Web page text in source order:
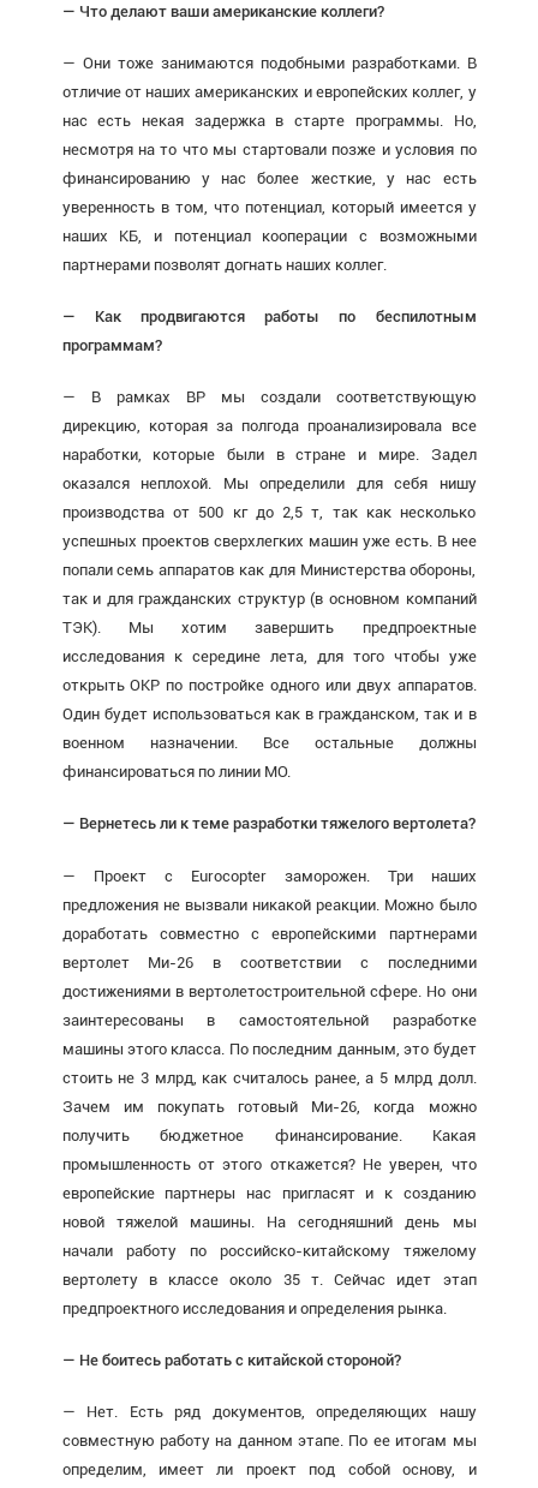
— Что делают ваши американские коллеги?
— Они тоже занимаются подобными разработками. В
отличие от наших американских и европейских коллег, у
нас есть некая задержка в старте программы. Но,
несмотря на то что мы стартовали позже и условия по
финансированию у нас более жесткие, у нас есть
уверенность в том, что потенциал, который имеется у
наших КБ, и потенциал кооперации с возможными
партнерами позволят догнать наших коллег.
— Как продвигаются работы по беспилотным
программам?
— В рамках ВР мы создали соответствующую
дирекцию, которая за полгода проанализировала все
наработки, которые были в стране и мире. Задел
оказался неплохой. Мы определили для себя нишу
производства от 500 кг до 2,5 т, так как несколько
успешных проектов сверхлегких машин уже есть. В нее
попали семь аппаратов как для Министерства обороны,
так и для гражданских структур (в основном компаний
ТЭК). Мы хотим завершить предпроектные
исследования к середине лета, для того чтобы уже
открыть ОКР по постройке одного или двух аппаратов.
Один будет использоваться как в гражданском, так и в
военном назначении. Все остальные должны
финансироваться по линии МО.
— Вернетесь ли к теме разработки тяжелого вертолета?
— Проект с Eurocopter заморожен. Три наших
предложения не вызвали никакой реакции. Можно было
доработать совместно с европейскими партнерами
вертолет Ми-26 в соответствии с последними
достижениями в вертолетостроительной сфере. Но они
заинтересованы в самостоятельной разработке
машины этого класса. По последним данным, это будет
стоить не 3 млрд, как считалось ранее, а 5 млрд долл.
Зачем им покупать готовый Ми-26, когда можно
получить бюджетное финансирование. Какая
промышленность от этого откажется? Не уверен, что
европейские партнеры нас пригласят и к созданию
новой тяжелой машины. На сегодняшний день мы
начали работу по российско-китайскому тяжелому
вертолету в классе около 35 т. Сейчас идет этап
предпроектного исследования и определения рынка.
— Не боитесь работать с китайской стороной?
— Нет. Есть ряд документов, определяющих нашу
совместную работу на данном этапе. По ее итогам мы
определим, имеет ли проект под собой основу, и